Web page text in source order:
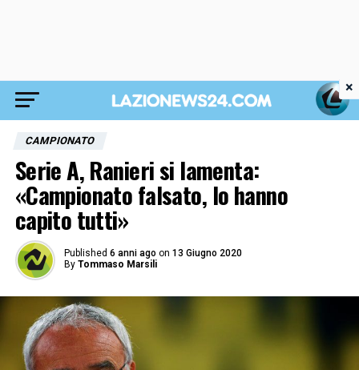
CAMPIONATO
Serie A, Ranieri si lamenta:
«Campionato falsato, lo hanno
capito tutti»
Published 6 anni ago on 13 Giugno 2020
By Tommaso Marsili
×